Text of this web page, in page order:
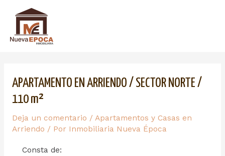
APARTAMENTO EN ARRIENDO / SECTOR NORTE /
110 m²
Deja un comentario / Apartamentos y Casas en
Arriendo / Por Inmobiliaria Nueva Época
Consta de: